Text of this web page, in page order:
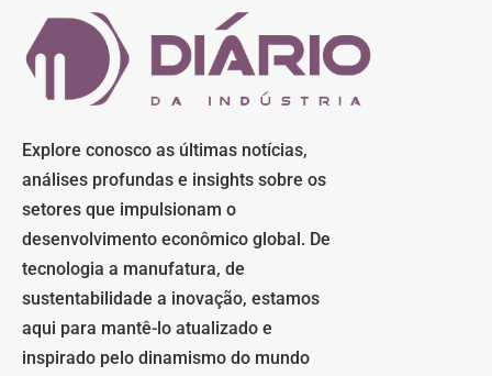
Explore conosco as últimas notícias,
análises profundas e insights sobre os
setores que impulsionam o
desenvolvimento econômico global. De
tecnologia a manufatura, de
sustentabilidade a inovação, estamos
aqui para mantê-lo atualizado e
inspirado pelo dinamismo do mundo